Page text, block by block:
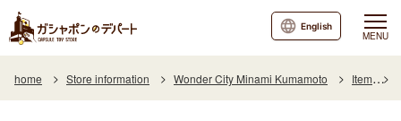
MENU
English
home Store information Wonder City Minami Kumamoto Item